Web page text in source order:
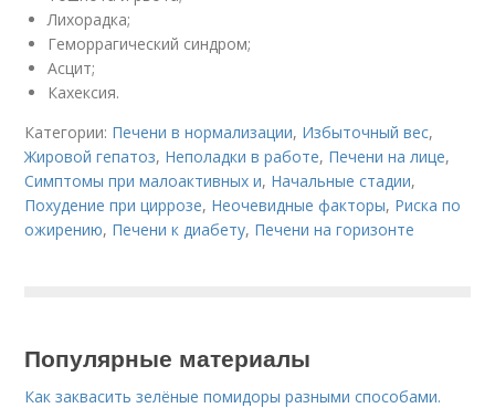
Лихорадка;
Геморрагический синдром;
Асцит;
Кахексия.
Категории: Печени в нормализации, Избыточный вес,
Жировой гепатоз, Неполадки в работе, Печени на лице,
Симптомы при малоактивных и, Начальные стадии,
Похудение при циррозе, Неочевидные факторы, Риска по
ожирению, Печени к диабету, Печени на горизонте
Популярные материалы
Как заквасить зелёные помидоры разными способами.